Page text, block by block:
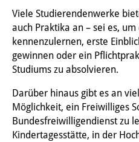
Viele Studierendenwerke
auch Praktika an – sei es,
kennenzulernen, erste
gewinnen oder ein
Studiums zu absolvieren.
Darüber hinaus gibt es an
Möglichkeit, ein Freiwilliges
Bundesfreiwilligendienst zu
Kindertagesstätte, in der